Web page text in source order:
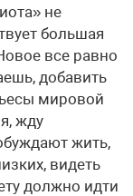
не
большая
все равно
добавить
мировой
жду
жить,
видеть
должно идти